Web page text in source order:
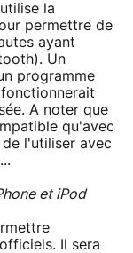
la
permettre de
ayant
Un
programme
A noter que
qu'avec
de l'utiliser avec
et iPod
Il sera